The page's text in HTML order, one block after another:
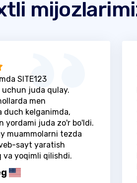
SITE123
juda qulay.
men
duch kelganimda,
yordami juda zo'r bo'ldi.
muammolarni tezda
sayt yaratish
va yoqimli qilishdi.